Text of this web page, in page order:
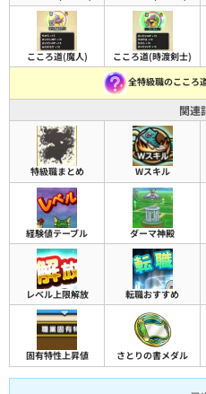
こころ道(魔人) こころ道(時渡剣士)
全特級職のこころ
関連
特級職まとめ Wスキル
経験値テーブル ダーマ神殿
レベル上限解放 転職おすすめ
固有特性上昇値 さとりの書メダル